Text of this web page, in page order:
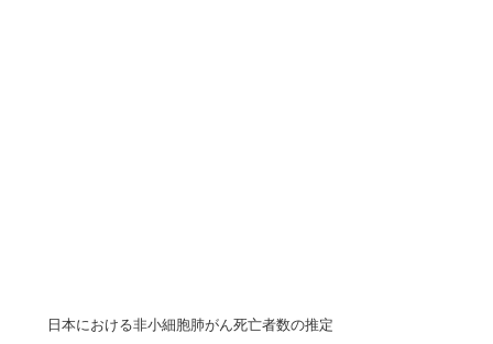
日本における非小細胞肺がん死亡者数の推定